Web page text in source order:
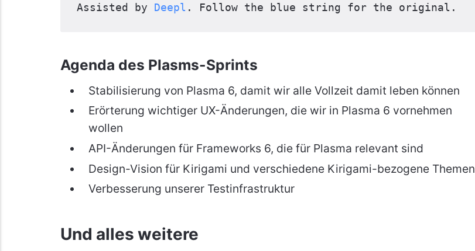
Assisted by Deepl . Follow the blue string for the original.
Agenda des Plasms-Sprints
Stabilisierung von Plasma 6, damit wir alle Vollzeit damit leben können
Erörterung wichtiger UX-Änderungen, die wir in Plasma 6 vornehmen
wollen
API-Änderungen für Frameworks 6, die für Plasma relevant sind
Design-Vision für Kirigami und verschiedene Kirigami-bezogene Themen
Verbesserung unserer Testinfrastruktur
Und alles weitere